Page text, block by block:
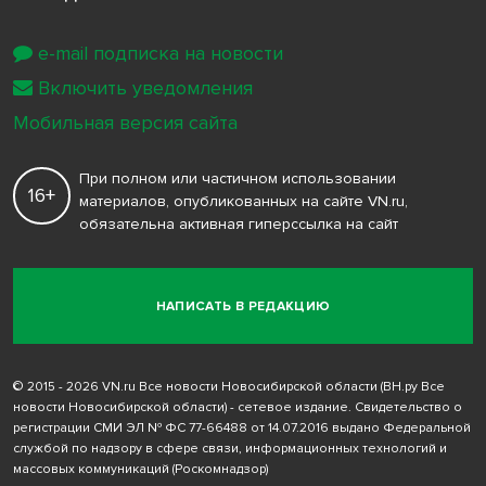
НАПИСАТЬ В РЕДАКЦИЮ
16+
При полном или частичном использовании
материалов, опубликованных на сайте VN.ru,
обязательна активная гиперссылка на сайт
© 2015 - 2026 VN.ru Все новости Новосибирской области (ВН.ру Все
новости Новосибирской области) - сетевое издание. Свидетельство о
регистрации СМИ ЭЛ № ФС 77-66488 от 14.07.2016 выдано Федеральной
службой по надзору в сфере связи, информационных технологий и
массовых коммуникаций (Роскомнадзор)
e-mail подписка на новости
Включить уведомления
Мобильная версия сайта